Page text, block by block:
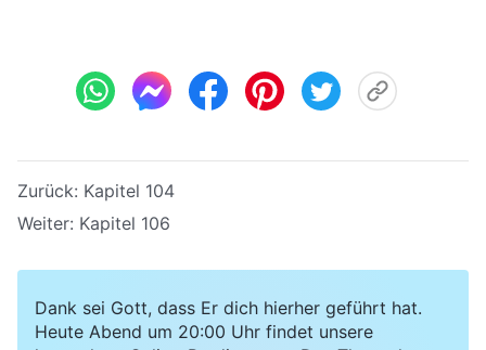
Zurück: Kapitel 104
Weiter: Kapitel 106
Dank sei Gott, dass Er dich hierher geführt hat.
Heute Abend um 20:00 Uhr findet unsere